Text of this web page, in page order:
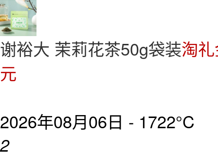
谢裕大 茉莉花茶50g袋装淘
元
2026年08月06日 - 1722°C
2